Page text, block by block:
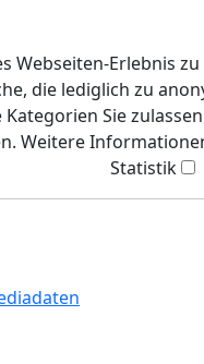
Webseiten-Erlebnis
die lediglich zu
Sie
Weitere
Statistik